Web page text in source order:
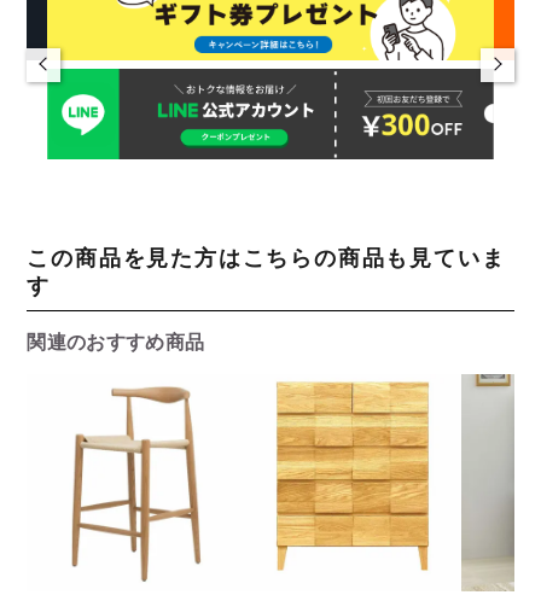
この商品を見た方はこちらの商品も見ていま
す
関連のおすすめ商品